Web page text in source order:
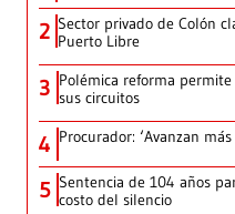
2 Sector privado de Colón
Puerto Libre
3 Polémica reforma
sus circuitos
4 Procurador: ‘Avanzan
5 Sentencia de 104 años
costo del silencio